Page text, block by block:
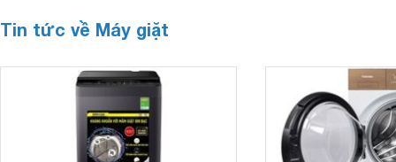
Tin tức về Máy giặt